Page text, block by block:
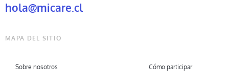
hola@micare.cl
MAPA DEL SITIO
Sobre nosotros Cómo participar